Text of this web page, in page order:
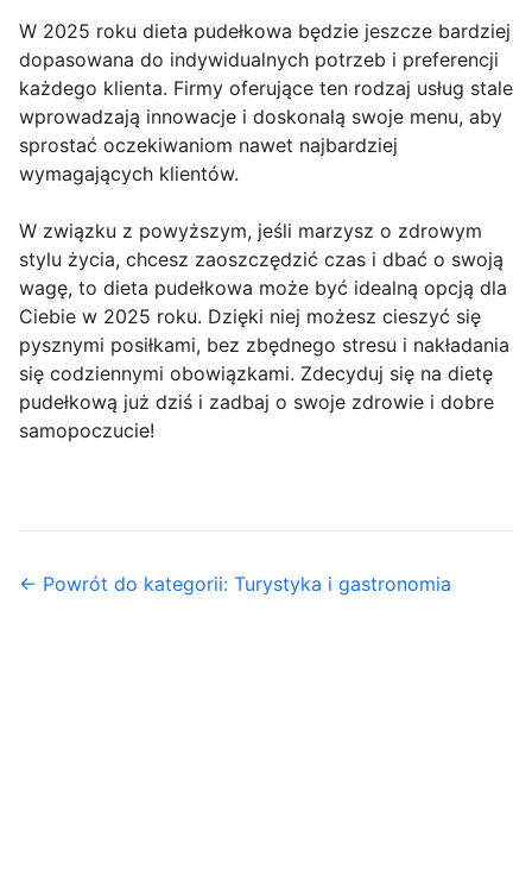
W 2025 roku dieta pudełkowa będzie jeszcze bardziej
dopasowana do indywidualnych potrzeb i preferencji
każdego klienta. Firmy oferujące ten rodzaj usług stale
wprowadzają innowacje i doskonalą swoje menu, aby
sprostać oczekiwaniom nawet najbardziej
wymagających klientów.
W związku z powyższym, jeśli marzysz o zdrowym
stylu życia, chcesz zaoszczędzić czas i dbać o swoją
wagę, to dieta pudełkowa może być idealną opcją dla
Ciebie w 2025 roku. Dzięki niej możesz cieszyć się
pysznymi posiłkami, bez zbędnego stresu i nakładania
się codziennymi obowiązkami. Zdecyduj się na dietę
pudełkową już dziś i zadbaj o swoje zdrowie i dobre
samopoczucie!
← Powrót do kategorii: Turystyka i gastronomia